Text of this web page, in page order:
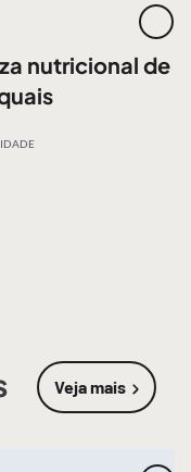
nutricional de
Veja mais
sobre